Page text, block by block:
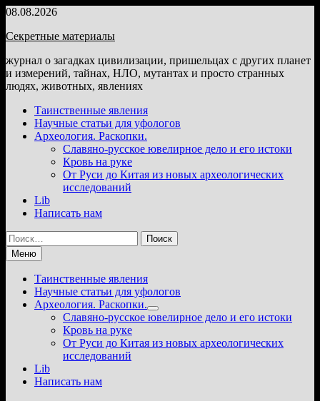
Перейти
содержимому
08.08.2026
Секретные материалы
журнал о загадках цивилизации, пришельцах с других планет
и измерений, тайнах, НЛО, мутантах и просто странных
людях, животных, явлениях
Таинственные явления
Научные статьи для уфологов
Археология. Раскопки.
Славяно-русское ювелирное дело и его истоки
Кровь на руке
От Руси до Китая из новых археологических
исследований
Lib
Написать нам
Найти:
Меню
Таинственные явления
Научные статьи для уфологов
Археология. Раскопки.
Показать
подменю
Славяно-русское ювелирное дело и его истоки
Кровь на руке
От Руси до Китая из новых археологических
исследований
Lib
Написать нам